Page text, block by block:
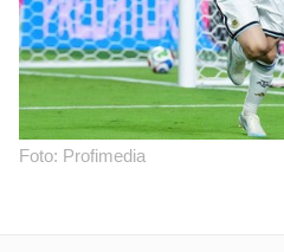
Foto: Profimedia